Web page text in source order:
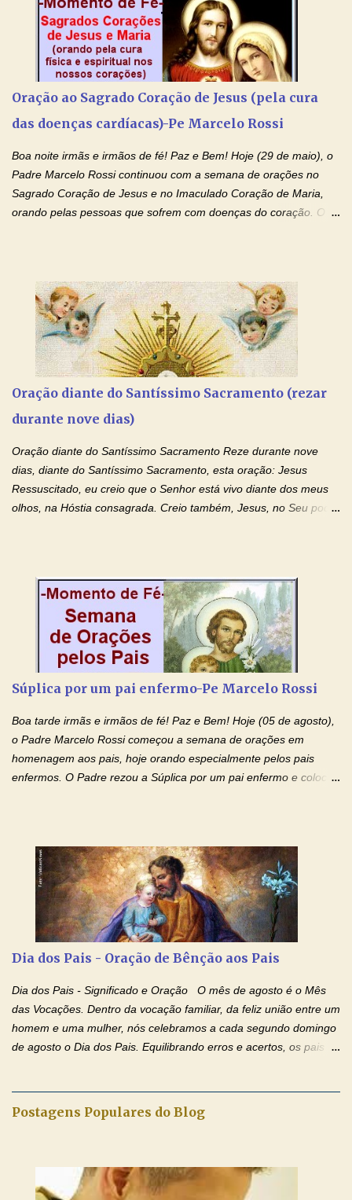
mim o teu fervor, a tua sabedoria e a tua fé. Mostra tua bondade,
ajudando-me e eu me esforçarei para imitar tuas virtudes.
Glória… Amável protetor meu, o estudo geralmente é difícil, duro
e entediante para mim. Tu podes deixar tudo isso mais fácil e
esforço maior em meus estudos e uma vida mais digna de tua
santidade. Glória… Deus, que quiseste atrair tudo a teu unigênito
de te...
Oração ao Sagrado Coração de Jesus (pela cura
das doenças cardíacas)-Pe Marcelo Rossi
Boa noite irmãs e irmãos de fé! Paz e Bem! Hoje (29 de maio), o
Padre Marcelo Rossi continuou com a semana de orações no
Sagrado Coração de Jesus e no Imaculado Coração de Maria,
orando pelas pessoas que sofrem com doenças do coração. O
esta abençoada semana de orações no programa de rádio
Momento de Fé, vamos juntos formar uma forte corrente de
orações com o Padre Marcelo. Não desista do milagre, da cura;
tenha fé, creia firmemente e ore incessantemente até que o
Kairós aconteça em sua vida. Fique no Amor Ágape de Jesus e
Mensagem do Padre Marcelo Rossi por E-mail: Amados!! Nesta
quarta feira, vamos orar pelas pessoas que sofrem com as
IMACULADO CORAÇÃO DE MAR...
Oração diante do Santíssimo Sacramento (rezar
durante nove dias)
Oração diante do Santíssimo Sacramento Reze durante nove
dias, diante do Santíssimo Sacramento, esta oração: Jesus
Ressuscitado, eu creio que o Senhor está vivo diante dos meus
olhos, na Hóstia consagrada. Creio também, Jesus, no Seu poder
creio, Jesus, e clamo que este Sangue seja agora derramado
sobre mim e sobre todos os meus familiares. Eu peço, Senhor
Jesus, que, pelo poder libertador e salvítico deste Sangue,
possamos nos livrar de toda opressão diabólica que possa estar
prejudicando a nossa família. Peço também que atenda, em
(apresente aqui o seu pedido...) Eu, desde já, agradeço de
coração, confiante que o Senhor me atenderá. Eu louvo o Pai por
ter nos dado o Senhor, Jesus, como presente de Páscoa. eu
agradeço de coração ao Espíri...
Súplica por um pai enfermo-Pe Marcelo Rossi
Boa tarde irmãs e irmãos de fé! Paz e Bem! Hoje (05 de agosto),
o Padre Marcelo Rossi começou a semana de orações em
homenagem aos pais, hoje orando especialmente pelos pais
enfermos. O Padre rezou a Súplica por um pai enfermo e colocou
de Nossa Senhora. Adriana dos Anjos-Devoção e Fé Mensagem
do Padre Marcelo Rossi por E-mail e Facebook: Como foi
anunciado ontem, entramos em uma semana de homenagens
aos nossos pais. Hoje nossas orações serão focadas nos pais
que não se encontram bem de saúde, OS PAIS ENFERMOS!
pais. Vamos dedicar um dia para os pais mais idosos, pais que
estão doentes, pais que estão longe dos filhos, pais que já são
falecidos, pais que tem problemas com vícios, enfim, vamos orar
para todos os pais. Hoje vamos d...
Dia dos Pais - Oração de Bênção aos Pais
Dia dos Pais - Significado e Oração O mês de agosto é o Mês
das Vocações. Dentro da vocação familiar, da feliz união entre um
homem e uma mulher, nós celebramos a cada segundo domingo
de agosto o Dia dos Pais. Equilibrando erros e acertos, os pais
conforto, boa alimentação, educação de qualidade. E, em geral,
vitórias, em seus fracassos, em suas lutas. É claro que há
Postagens Populares do Blog